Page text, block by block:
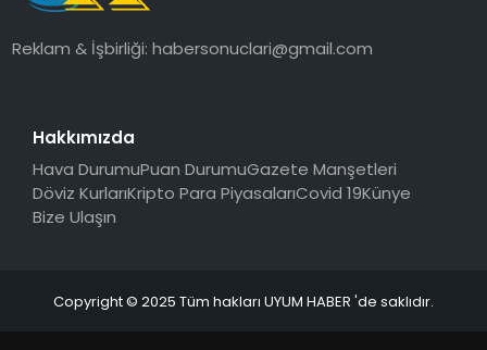
Reklam & İşbirliği:habersonuclari@gmail.com
Hakkımızda
Hava DurumuPuan DurumuGazete Manşetleri
Döviz KurlarıKripto Para PiyasalarıCovid 19Künye
Bize Ulaşın
Copyright © 2025 Tüm hakları UYUM HABER 'de saklıdır.